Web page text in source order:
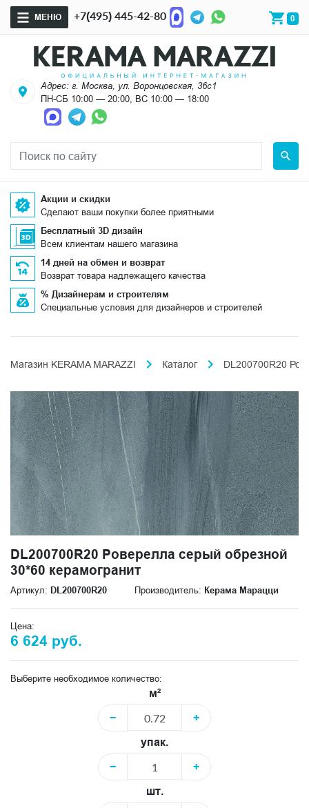
МЕНЮ +7(495) 445-42-80 0
Адрес: г. Москва, ул. Воронцовская, 36с1
ПН-СБ 10:00 — 20:00, ВС 10:00 — 18:00
Акции и скидки
Сделают ваши покупки более приятными
Бесплатный 3D дизайн
Всем клиентам нашего магазина
14 дней на обмен и возврат
Возврат товара надлежащего качества
% Дизайнерам и строителям
Специальные условия для дизайнеров и строителей
Магазин KERAMA MARAZZI Каталог DL200700R20
DL200700R20 Роверелла серый обрезной
30*60 керамогранит
Артикул: DL200700R20 Производитель: Керама Марацци
Цена:
6 624 руб.
Выберите необходимое количество:
м²
−
+
упак.
−
+
шт.